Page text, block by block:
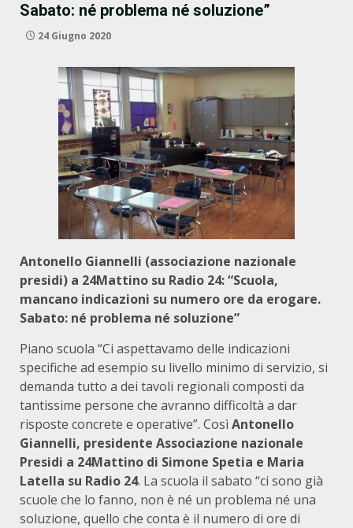
Sabato: né problema né soluzione”
24 Giugno 2020
Antonello Giannelli (associazione nazionale
presidi) a 24Mattino su Radio 24: “Scuola,
mancano indicazioni su numero ore da erogare.
Sabato: né problema né soluzione”
Piano scuola “Ci aspettavamo delle indicazioni
specifiche ad esempio su livello minimo di servizio, si
demanda tutto a dei tavoli regionali composti da
tantissime persone che avranno difficoltà a dar
risposte concrete e operative”. CosìAntonello
Giannelli, presidente Associazione nazionale
Presidi a 24Mattino di Simone Spetia e Maria
Latella su Radio 24. La scuola il sabato “ci sono già
scuole che lo fanno, non è né un problema né una
soluzione, quello che conta è il numero di ore di